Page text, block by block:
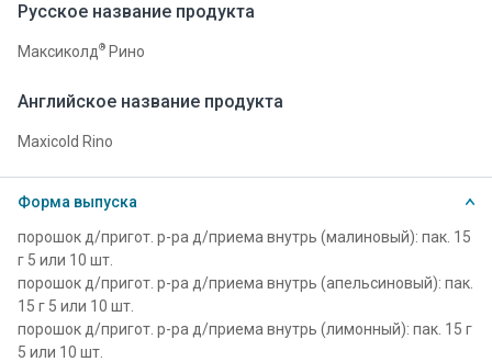
Русское название продукта
Максиколд ® Рино
Английское название продукта
Maxicold Rino
Форма выпуска
порошок д/пригот. р-ра д/приема внутрь (малиновый): пак. 15
г 5 или 10 шт.
порошок д/пригот. р-ра д/приема внутрь (апельсиновый): пак.
15 г 5 или 10 шт.
порошок д/пригот. р-ра д/приема внутрь (лимонный): пак. 15 г
5 или 10 шт.